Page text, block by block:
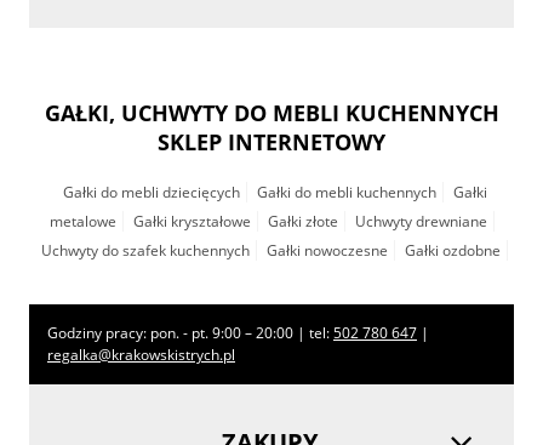
GAŁKI, UCHWYTY DO MEBLI KUCHENNYCH
SKLEP INTERNETOWY
Gałki do mebli dziecięcych Gałki do mebli kuchennych
Gałki
metalowe
Gałki kryształowe Gałki złote
Uchwyty drewniane
Uchwyty do szafek kuchennych
Gałki nowoczesne Gałki ozdobne
Godziny pracy: pon. - pt. 9:00 – 20:00 | tel:502 780 647 |
regalka@krakowskistrych.pl